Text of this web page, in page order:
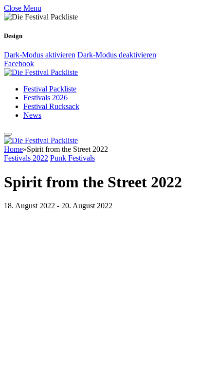
Close Menu
Design
Dark-Modus aktivieren Dark-Modus deaktivieren
Facebook
Festival Packliste
Festivals 2026
Festival Rucksack
News
Home»Spirit from the Street 2022
Festivals 2022 Punk Festivals
Spirit from the Street 2022
18. August 2022 - 20. August 2022